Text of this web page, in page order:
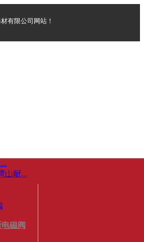
有限公司网站！
山耐...
磁阀